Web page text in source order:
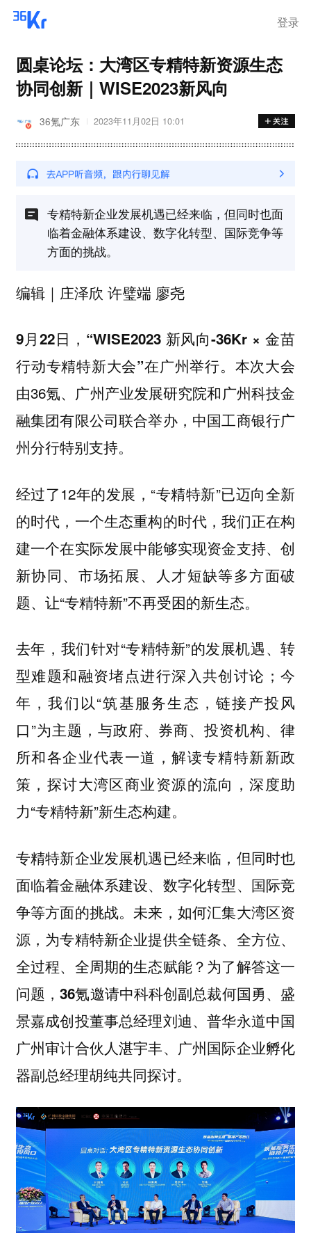
登录
圆桌论坛：大湾区专精特新资源生态
协同创新｜WISE2023新风向
36氪广东 2023年11月02日 10:01
专精特新企业发展机遇已经来临，但同时也面
临着金融体系建设、数字化转型、国际竞争等
方面的挑战。
编辑｜ 庄泽欣 许璧端 廖尧
9月22日，“WISE2023 新风向-36Kr × 金苗
行动专精特新大会”在广州举行。 本次大会
由36氪、广州产业发展研究院和广州科技金
融集团有限公司联合举办，中国工商银行广
州分行特别支持。
经过了12年的发展，“专精特新”已迈向全新
的时代，一个生态重构的时代，我们正在构
建一个在实际发展中能够实现资金支持、创
新协同、市场拓展、人才短缺等多方面破
题、让“专精特新”不再受困的新生态。
去年，我们针对“专精特新”的发展机遇、转
型难题和融资堵点进行深入共创讨论；今
年，我们以“筑基服务生态，链接产投风
口”为主题，与政府、券商、投资机构、律
所和各企业代表一道，解读专精特新新政
策，探讨大湾区商业资源的流向，深度助
力“专精特新”新生态构建。
专精特新企业发展机遇已经来临，但同时也
面临着金融体系建设、数字化转型、国际竞
争等方面的挑战。未来，如何汇集大湾区资
源，为专精特新企业提供全链条、全方位、
全过程、全周期的生态赋能？为了解答这一
问题，36氪邀请中科科创副总裁何国勇、盛
景嘉成创投董事总经理刘迪、普华永道中国
广州审计合伙人湛宇丰、广州国际企业孵化
器副总经理胡纯共同探讨。